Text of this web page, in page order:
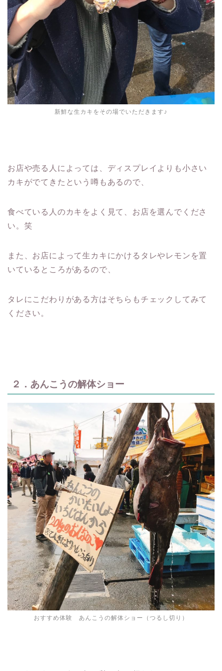
新鮮な生カキをその場でいただきます♪
お店や売る人によっては、ディスプレイよりも小さい
カキがでてきたという噂もあるので、
食べている人のカキをよく見て、お店を選んでくださ
い。笑
また、お店によって生カキにかけるタレやレモンを置
いているところがあるので、
タレにこだわりがある方はそちらもチェックしてみて
ください。
２．あんこうの解体ショー
おすすめ体験 あんこうの解体ショー（つるし切り）